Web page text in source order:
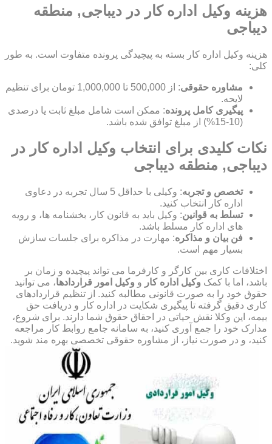
هزینه وکیل اداره کار در دیباجی, منطقه
دیباجی
هزینه وکیل اداره کار بسته به پیچیدگی پرونده متفاوت است. به طور
کلی:
مشاوره حقوقی
: از 500,000 تا 1,000,000 تومان برای تنظیم
لایحه.
پیگیری کامل پرونده: ممکن است شامل مبلغ ثابت یا درصدی
(10-15%) از مبلغ توافق شده باشد.
نکات کلیدی برای انتخاب وکیل اداره کار در
دیباجی, منطقه دیباجی
تخصص و تجربه
: وکیلی با حداقل 5 سال تجربه در دعاوی
اداره کار انتخاب کنید.
تسلط به قوانین: وکیل باید به قانون کار، بخشنامه ها، و رویه
های اداره کار مسلط باشد.
فن بیان و مذاکره: مهارت در مذاکره برای جلسات سازش
بسیار مهم است.
اختلافات کاری بین کارگر و کارفرما می تواند پیچیده و زمان بر
باشد، اما با کمک وکیل اداره کار و وکیل امور قراردادها، می توانید
حقوق خود را به صورت قانونی مطالبه کنید. از تنظیم قراردادهای
کاری دقیق گرفته تا پیگیری شکایت در اداره کار و دریافت حق
بیمه، این وکلا نقش حیاتی در احقاق حقوق شما دارند. برای شروع،
مدارک خود را جمع آوری کنید، به سامانه جامع روابط کار مراجعه
کنید، و در صورت نیاز، از مشاوره حقوقی تخصصی بهره مند شوید.